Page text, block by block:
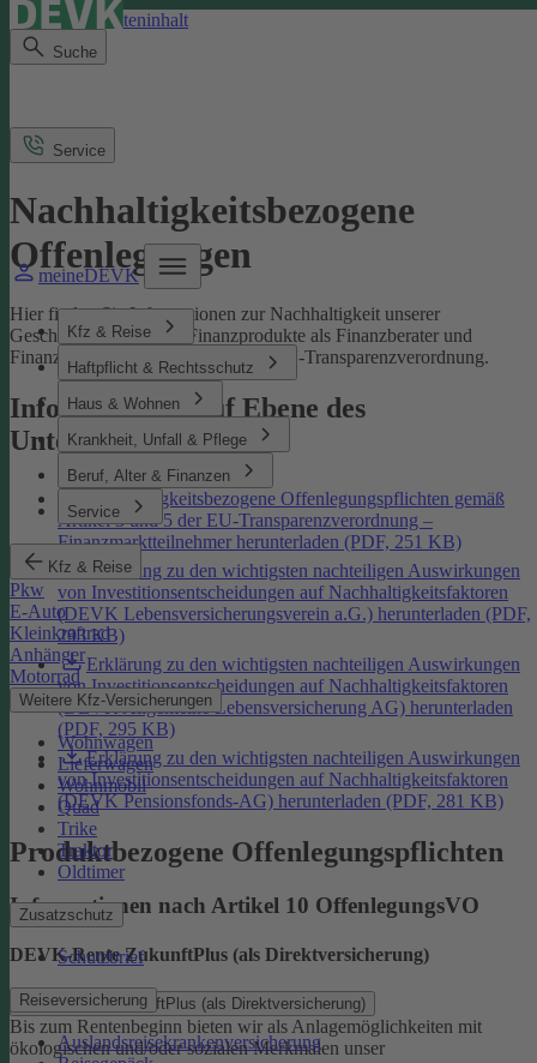
Direkt zum Seiteninhalt
Suche
meineDEVK
Kfz & Reise
Haftpflicht & Rechtsschutz
Haus & Wohnen
Krankheit, Unfall & Pflege
Beruf, Alter & Finanzen
Service
Kfz & Reise
Pkw
E-Auto
Kleinkraftrad
Anhänger
Motorrad
Weitere Kfz-Versicherungen
Wohnwagen
Lieferwagen
Wohnmobil
Quad
Trike
Traktor
Oldtimer
Zusatzschutz
Schutzbrief
Reiseversicherung
Auslandsreisekrankenversicherung
Service
Nachhaltigkeitsbezogene
Offenlegungen
Hier finden Sie Informationen zur Nachhaltigkeit unserer
Geschäftsprozesse und Finanzprodukte als Finanzberater und
Finanzmarktteilnehmer gemäß der EU-Transparenzverordnung.
Informationen auf Ebene des
Unternehmens
Nachhaltigkeitsbezogene Offenlegungspflichten gemäß
Artikel 3 und 5 der EU-Transparenzverordnung –
Finanzmarktteilnehmer herunterladen (PDF, 251 KB)
Erklärung zu den wichtigsten nachteiligen Auswirkungen
von Investitionsentscheidungen auf Nachhaltigkeitsfaktoren
(DEVK Lebensversicherungsverein a.G.) herunterladen (PDF,
293 KB)
Erklärung zu den wichtigsten nachteiligen Auswirkungen
von Investitionsentscheidungen auf Nachhaltigkeitsfaktoren
(DEVK Allgemeine Lebensversicherung AG) herunterladen
(PDF, 295 KB)
Erklärung zu den wichtigsten nachteiligen Auswirkungen
von Investitionsentscheidungen auf Nachhaltigkeitsfaktoren
(DEVK Pensionsfonds-AG) herunterladen (PDF, 281 KB)
Produktbezogene Offenlegungspflichten
Informationen nach Artikel 10 OffenlegungsVO
DEVK-Rente ZukunftPlus (als Direktversicherung)
DEVK-Rente ZukunftPlus (als Direktversicherung)
Bis zum Rentenbeginn bieten wir als Anlagemöglichkeiten mit
ökologischen und/oder sozialen Merkmalen unser